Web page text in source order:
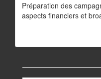
Préparation des
aspects financiers et